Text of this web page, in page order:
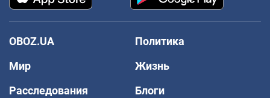
OBOZ.UA
Политика
Мир
Жизнь
Расследования
Блоги